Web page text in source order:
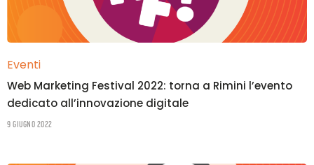
Eventi
Web Marketing Festival 2022: torna a Rimini l’evento
dedicato all’innovazione digitale
9 Giugno 2022